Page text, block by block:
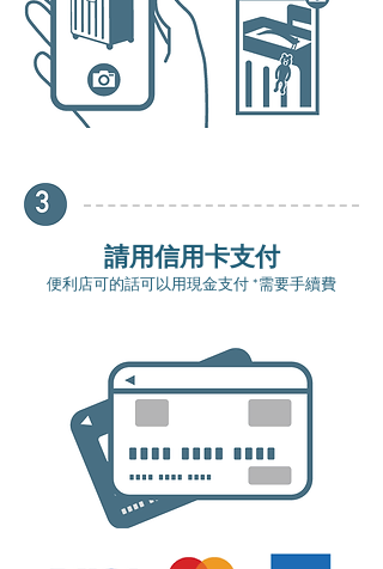
請用信用卡支付
便利店可的話可以用現金支付 *需要手續費